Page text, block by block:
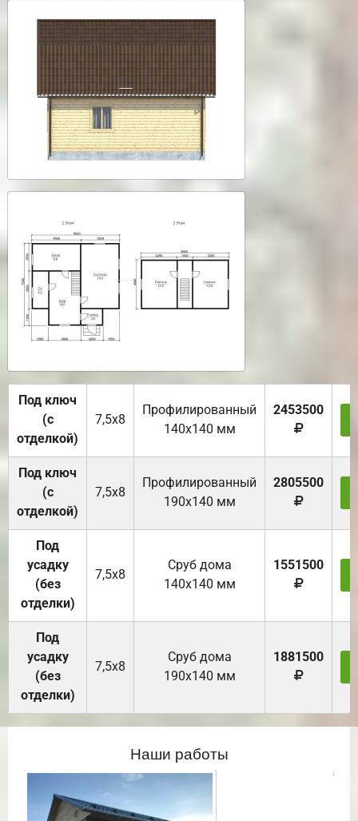
Под ключ
(с
отделкой)
7,5х8
Профилированный
140х140 мм
2453500
Под ключ
(с
отделкой)
7,5х8
Профилированный
190х140 мм
2805500
Под
усадку
(без
отделки)
7,5х8
Cруб дома
140х140 мм
1551500
Под
усадку
(без
отделки)
7,5х8
Cруб дома
190х140 мм
1881500
Наши работы